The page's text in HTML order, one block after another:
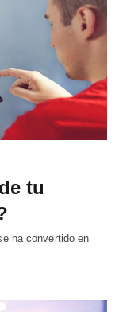
tu
ha convertido en